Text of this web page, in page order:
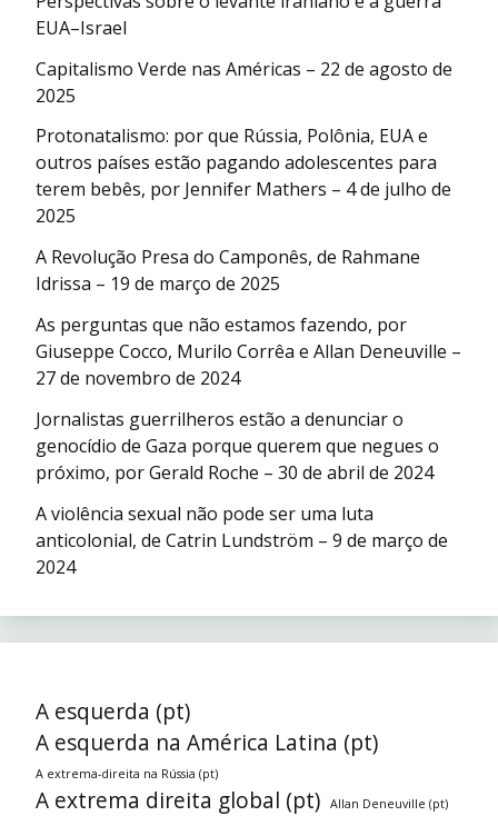
EUA–Israel
Capitalismo Verde nas Américas – 22 de agosto de
2025
Protonatalismo: por que Rússia, Polônia, EUA e
outros países estão pagando adolescentes para
terem bebês, por Jennifer Mathers – 4 de julho de
2025
A Revolução Presa do Camponês, de Rahmane
Idrissa – 19 de março de 2025
As perguntas que não estamos fazendo, por
Giuseppe Cocco, Murilo Corrêa e Allan Deneuville –
27 de novembro de 2024
Jornalistas guerrilheros estão a denunciar o
genocídio de Gaza porque querem que negues o
próximo, por Gerald Roche – 30 de abril de 2024
A violência sexual não pode ser uma luta
anticolonial, de Catrin Lundström – 9 de março de
2024
A esquerda (pt)
A esquerda na América Latina (pt)
A extrema-direita na Rússia (pt)
A extrema direita global (pt) Allan Deneuville (pt)